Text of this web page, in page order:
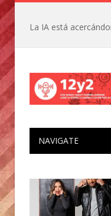
NAVIGATE